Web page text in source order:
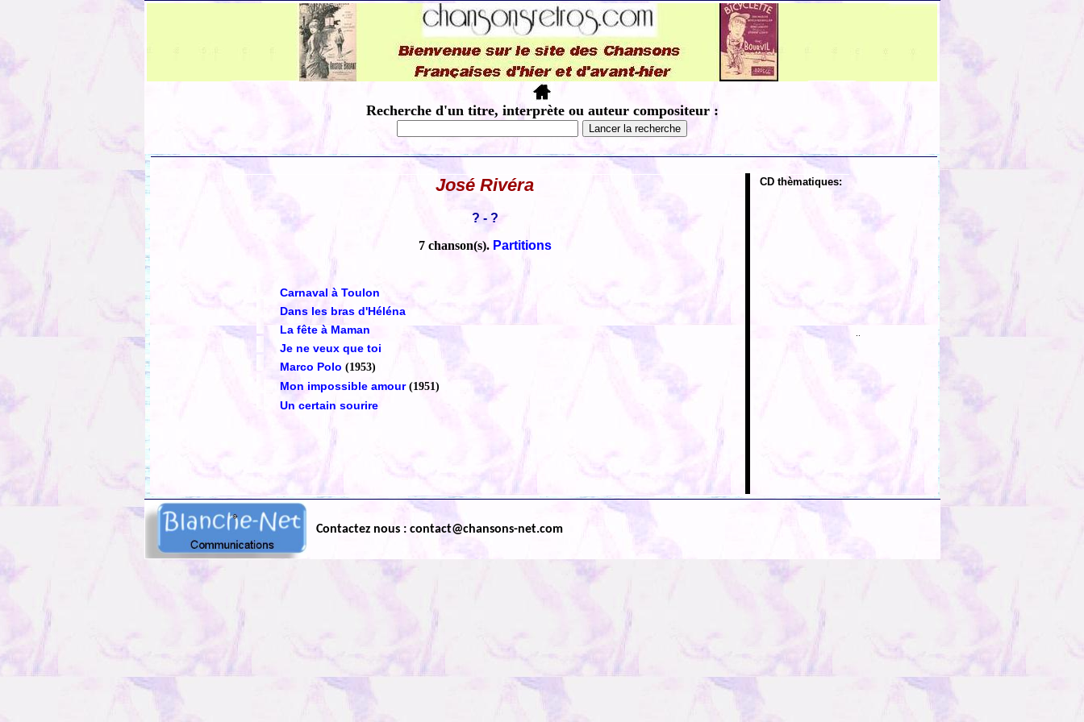
Recherche d'un titre, interprète ou auteur compositeur :
José Rivéra
? - ?
7 chanson(s). Partitions
Carnaval à Toulon
Dans les bras d'Héléna
La fête à Maman
Je ne veux que toi
Marco Polo (1953)
Mon impossible amour (1951)
Un certain sourire
CD thèmatiques:
Contactez nous : contact@chansons-net.com